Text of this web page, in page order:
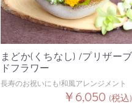
まどか(くちなし) /プリザーブ
ドフラワー
長寿のお祝いにも!和風アレンジメント
￥6,050 (税込)